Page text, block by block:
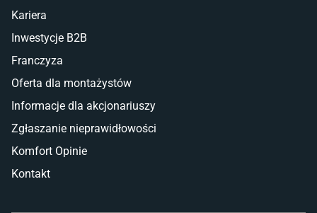
Kariera
Inwestycje B2B
Franczyza
Oferta dla montażystów
Informacje dla akcjonariuszy
Zgłaszanie nieprawidłowości
Komfort Opinie
Kontakt